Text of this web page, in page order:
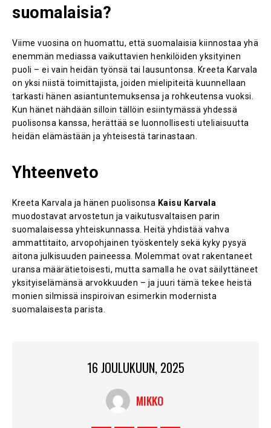
suomalaisia?
Viime vuosina on huomattu, että suomalaisia kiinnostaa yhä
enemmän mediassa vaikuttavien henkilöiden yksityinen
puoli – ei vain heidän työnsä tai lausuntonsa. Kreeta Karvala
on yksi niistä toimittajista, joiden mielipiteitä kuunnellaan
tarkasti hänen asiantuntemuksensa ja rohkeutensa vuoksi.
Kun hänet nähdään silloin tällöin esiintymässä yhdessä
puolisonsa kanssa, herättää se luonnollisesti uteliaisuutta
heidän elämästään ja yhteisestä tarinastaan.
Yhteenveto
Kreeta Karvala ja hänen puolisonsa Kaisu Karvala
muodostavat arvostetun ja vaikutusvaltaisen parin
suomalaisessa yhteiskunnassa. Heitä yhdistää vahva
ammattitaito, arvopohjainen työskentely sekä kyky pysyä
aitona julkisuuden paineessa. Molemmat ovat rakentaneet
uransa määrätietoisesti, mutta samalla he ovat säilyttäneet
yksityiselämänsä arvokkuuden – ja juuri tämä tekee heistä
monien silmissä inspiroivan esimerkin modernista
suomalaisesta parista.
16 JOULUKUUN, 2025
MIKKO